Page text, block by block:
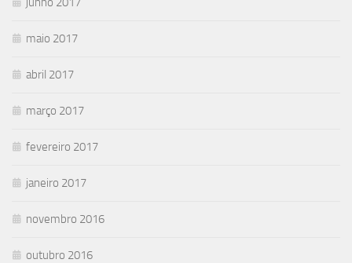
maio 2017
abril 2017
março 2017
fevereiro 2017
janeiro 2017
novembro 2016
outubro 2016